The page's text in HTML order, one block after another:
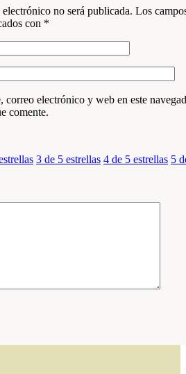
no será publicada. Los
con *
correo electrónico y web en este
comente.
3 de 5 estrellas 4 de 5 estrellas 5